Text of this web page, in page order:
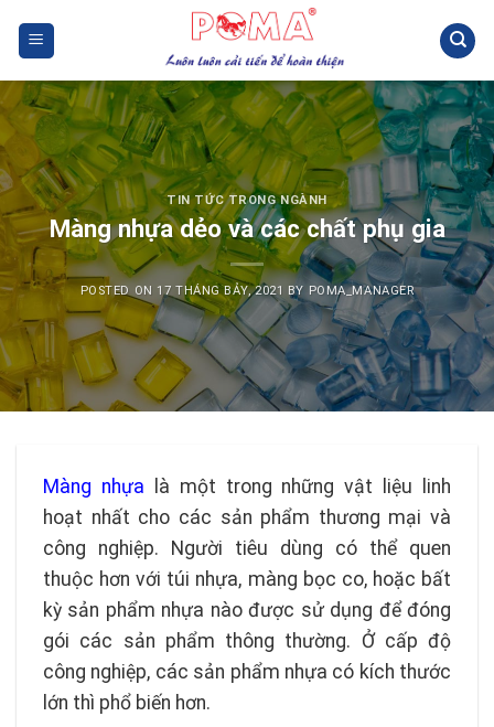
TIN TỨC TRONG NGÀNH
Màng nhựa dẻo và các chất phụ gia
POSTED ON 17 THÁNG BẢY, 2021 BY POMA_MANAGER
Màng nhựa là một trong những vật liệu linh
hoạt nhất cho các sản phẩm thương mại và
công nghiệp. Người tiêu dùng có thể quen
thuộc hơn với túi nhựa, màng bọc co, hoặc bất
kỳ sản phẩm nhựa nào được sử dụng để đóng
gói các sản phẩm thông thường. Ở cấp độ
công nghiệp, các sản phẩm nhựa có kích thước
lớn thì phổ biến hơn.